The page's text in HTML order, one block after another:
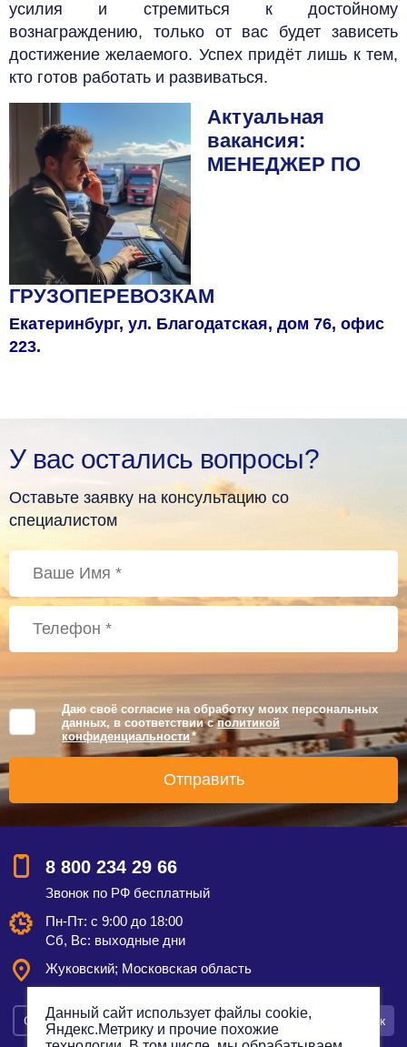
усилия и стремиться к достойному
вознаграждению, только от вас будет зависеть
достижение желаемого. Успех придёт лишь к тем,
кто готов работать и развиваться.
Актуальная
вакансия:
МЕНЕДЖЕР ПО
ГРУЗОПЕРЕВОЗКАМ
Екатеринбург, ул. Благодатская, дом 76, офис
223.
У вас остались вопросы?
Оставьте заявку на консультацию со
специалистом
Даю своё согласие на обработку моих персональных
данных, в соответствии сполитикой
конфиденциальности *
8 800 234 29 66
Звонок по РФ бесплатный
Пн-Пт: с 9:00 до 18:00
Сб, Вс: выходные дни
Жуковский; Московская область
Смотреть на карте Оставить заявку Заказать звонок
Данный сайт использует файлы cookie,
Яндекс.Метрику и прочие похожие